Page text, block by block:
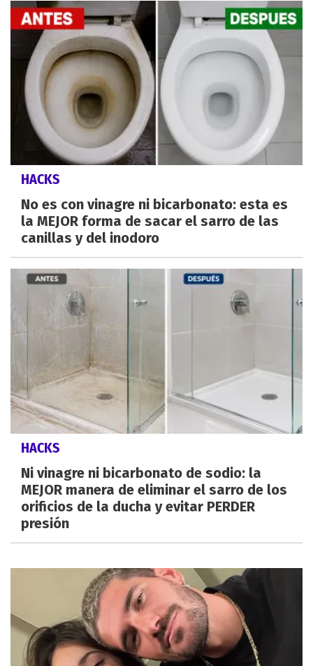
HACKS
No es con vinagre ni bicarbonato: esta es
la MEJOR forma de sacar el sarro de las
canillas y del inodoro
HACKS
Ni vinagre ni bicarbonato de sodio: la
MEJOR manera de eliminar el sarro de los
orificios de la ducha y evitar PERDER
presión